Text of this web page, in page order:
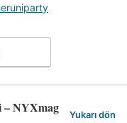
– NYXmag Yukarı dön